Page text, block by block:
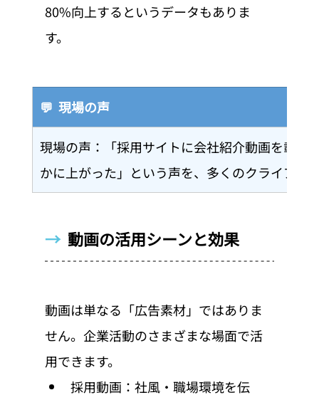
80%向上するというデータもありま
す。
💬  現場の声
現場の声：「採用サイトに会社紹介動画を載せ
かに上がった」という声を、多くのクライアン
→ 動画の活用シーンと効果
動画は単なる「広告素材」ではありま
せん。企業活動のさまざまな場面で活
用できます。
採用動画：社風・職場環境を伝